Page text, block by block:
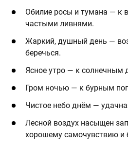
Обилие росы и тумана — к
частыми ливнями.
Жаркий, душный день —
беречься.
Ясное утро — к солнечным
Гром ночью — к бурным
Чистое небо днём —
Лесной воздух насыщен
хорошему самочувствию и